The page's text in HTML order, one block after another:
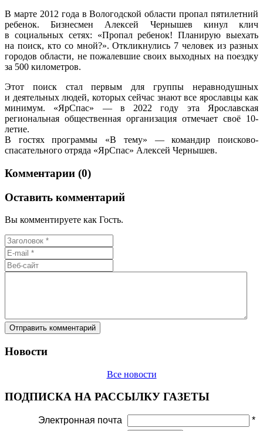
В марте 2012 года в Вологодской области пропал пятилетний
ребенок. Бизнесмен Алексей Чернышев кинул клич
в социальных сетях: «Пропал ребенок! Планирую выехать
на поиск, кто со мной?». Откликнулись 7 человек из разных
городов области, не пожалевшие своих выходных на поездку
за 500 километров.
Этот поиск стал первым для группы неравнодушных
и деятельных людей, которых сейчас знают все ярославцы как
минимум. «ЯрСпас» — в 2022 году эта Ярославская
региональная общественная организация отмечает своё 10-
летие.
В гостях программы «В тему» — командир поисково-
спасательного отряда «ЯрСпас» Алексей Чернышев.
Комментарии (0)
Оставить комментарий
Вы комментируете как Гость.
Новости
Все новости
ПОДПИСКА НА РАССЫЛКУ ГАЗЕТЫ
Электронная почта *